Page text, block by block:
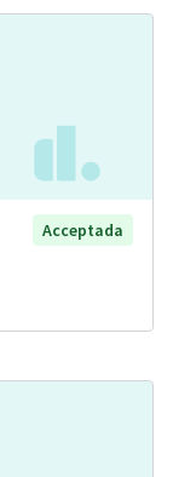
Acceptada